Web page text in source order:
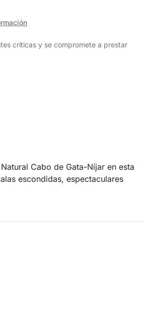
críticas y se compromete a prestar
Cabo de Gata-Níjar en esta
escondidas, espectaculares
acantilados del Faro de
famosas de Cabo de Gata. Aquí,
contraste de tonos dorados y